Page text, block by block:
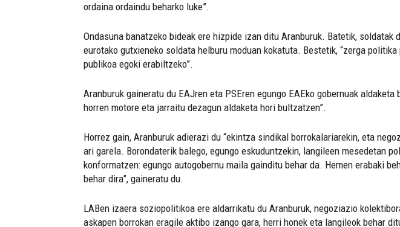
ordaina ordaindu beharko luke”.
Ondasuna banatzeko bideak ere hizpide izan ditu Aranburuk. Batetik,
eurotako gutxieneko soldata helburu moduan kokatuta. Bestetik, “zerga
publikoa egoki erabiltzeko”.
Aranburuk gaineratu du EAJren eta PSEren egungo EAEko gobernuak
horren motore eta jarraitu dezagun aldaketa hori bultzatzen”.
Horrez gain, Aranburuk adierazi du “ekintza sindikal borrokalariarekin, eta
ari garela. Borondaterik balego, egungo eskuduntzekin, langileen mesedetan
konformatzen: egungo autogobernu maila gainditu behar da. Hemen erabaki
behar dira”, gaineratu du.
LABen izaera soziopolitikoa ere aldarrikatu du Aranburuk, negoziazio
askapen borrokan eragile aktibo izango gara, herri honek eta langileok behar